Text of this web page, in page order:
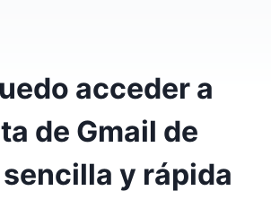
acceder a
de Gmail de
y rápida